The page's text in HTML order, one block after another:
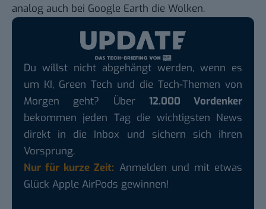
analog auch bei Google Earth die Wolken.
Du willst nicht abgehängt werden, wenn es
um KI, Green Tech und die Tech-Themen von
Morgen geht? Über 12.000 Vordenker
bekommen jeden Tag die wichtigsten News
direkt in die Inbox und sichern sich ihren
Vorsprung.
Nur für kurze Zeit: Anmelden und mit etwas
Glück Apple AirPods gewinnen!